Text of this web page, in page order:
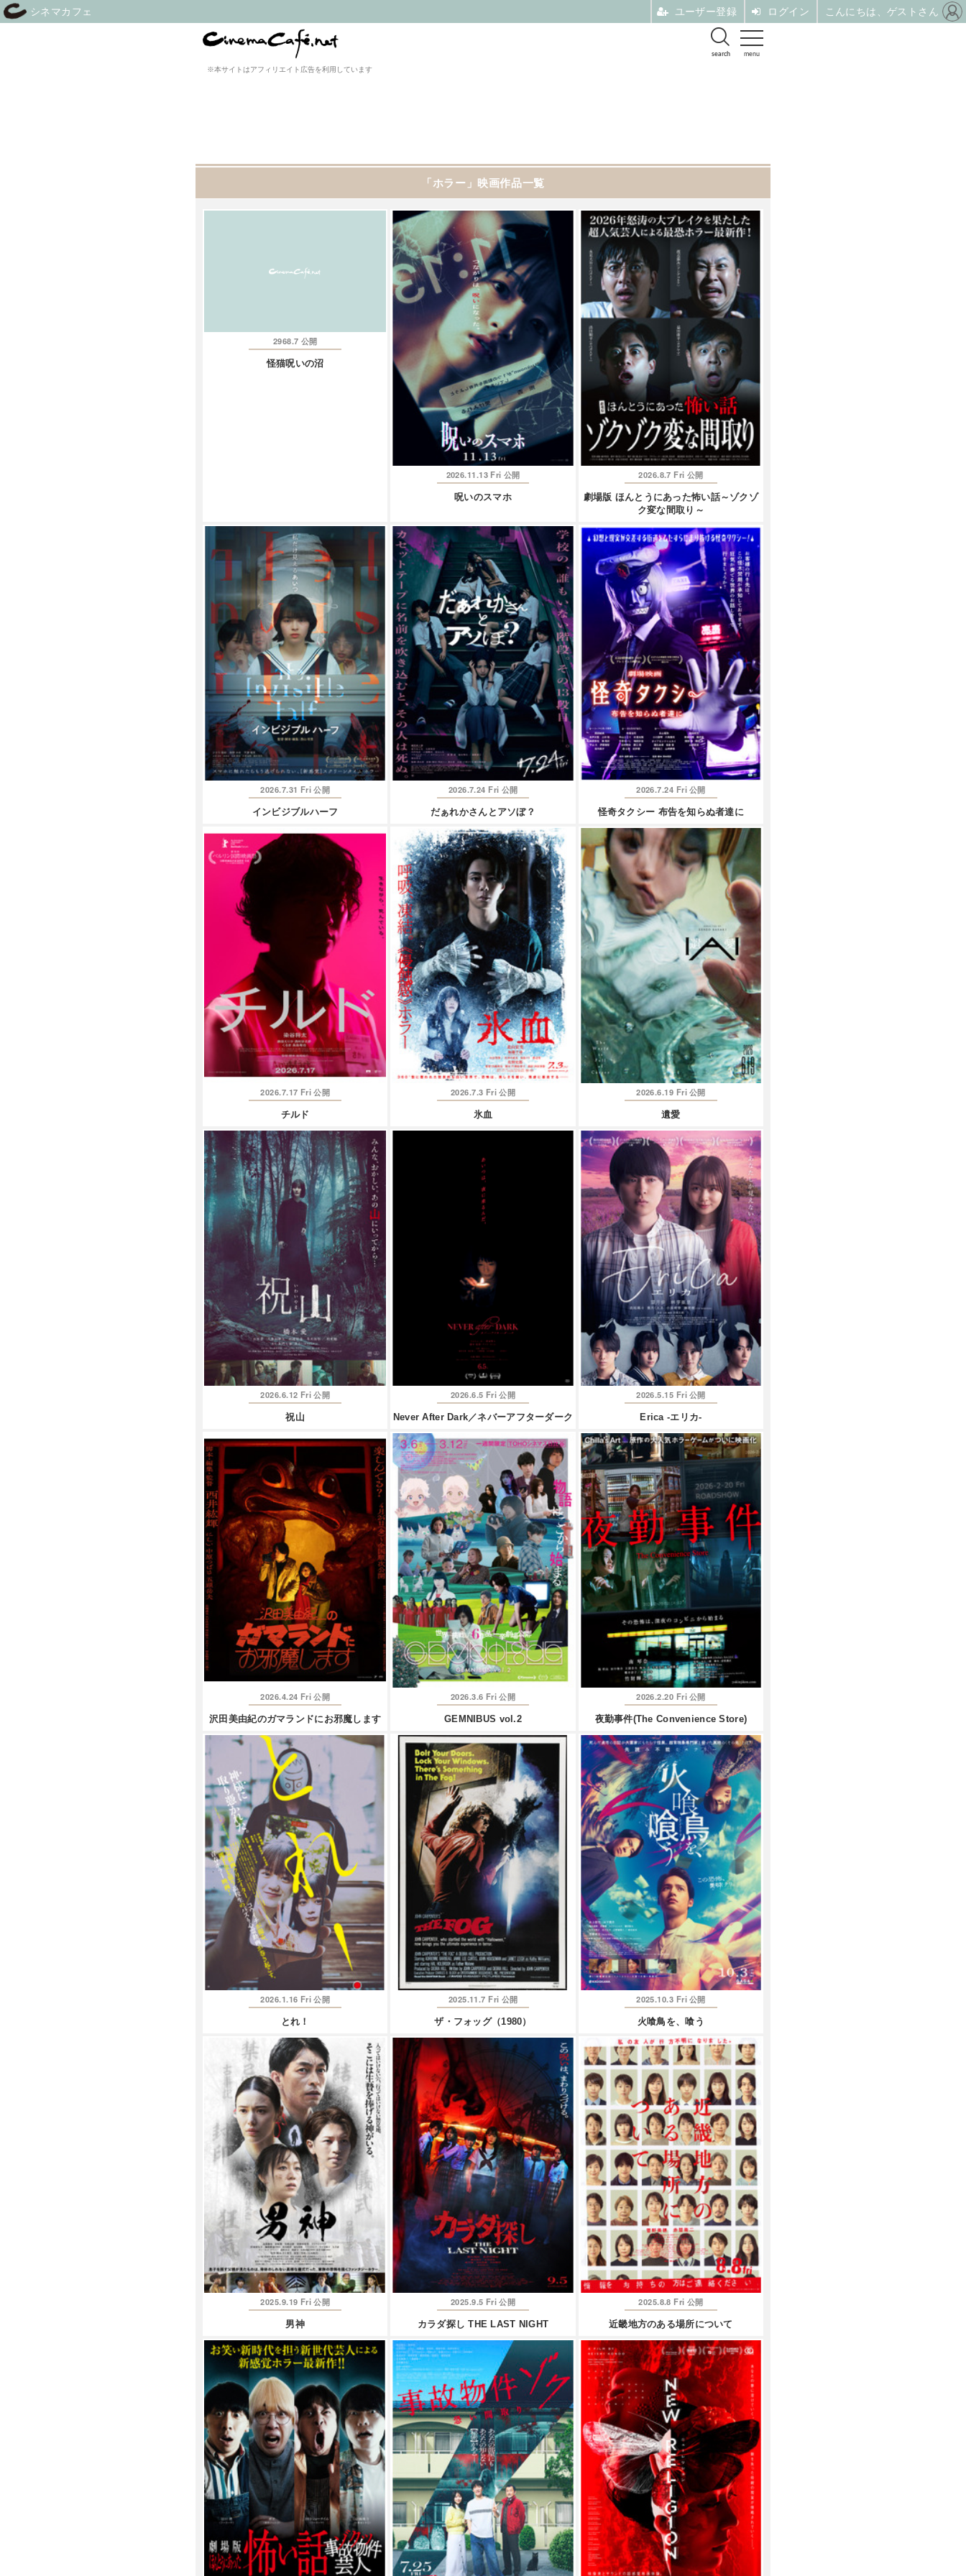
menu
search
※本サイトはアフィリエイト広告を利用しています
「ホラー」映画作品一覧
2968.7 公開
怪猫呪いの沼
2026.11.13 Fri 公開
呪いのスマホ
2026.8.7 Fri 公開
劇場版 ほんとうにあった怖い話～ゾクゾ
ク変な間取り～
2026.7.31 Fri 公開
インビジブルハーフ
2026.7.24 Fri 公開
だぁれかさんとアソぼ？
2026.7.24 Fri 公開
怪奇タクシー 布告を知らぬ者達に
2026.7.17 Fri 公開
チルド
2026.7.3 Fri 公開
氷血
2026.6.19 Fri 公開
遺愛
2026.6.12 Fri 公開
祝山
2026.6.5 Fri 公開
Never After Dark／ネバーアフターダーク
2026.5.15 Fri 公開
Erica -エリカ-
2026.4.24 Fri 公開
沢田美由紀のガマランドにお邪魔します
2026.3.6 Fri 公開
GEMNIBUS vol.2
2026.2.20 Fri 公開
夜勤事件(The Convenience Store)
2026.1.16 Fri 公開
とれ！
2025.11.7 Fri 公開
ザ・フォッグ（1980）
2025.10.3 Fri 公開
火喰鳥を、喰う
2025.9.19 Fri 公開
男神
2025.9.5 Fri 公開
カラダ探し THE LAST NIGHT
2025.8.8 Fri 公開
近畿地方のある場所について
シネマカフェ ユーザー登録 ログイン こんにちは、ゲストさん